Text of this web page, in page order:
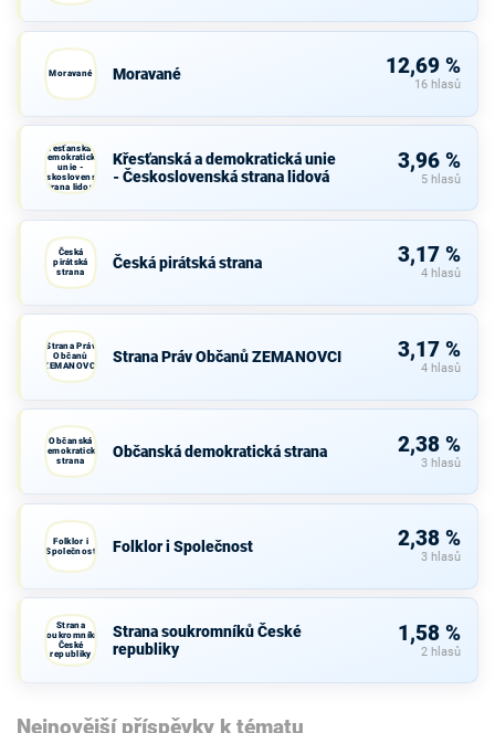
Moravané Moravané 12,69 %
16 hlasů
Křesťanská a
demokratická
unie -
Československá
strana lidová
Křesťanská a demokratická unie
- Československá strana lidová
3,96 %
5 hlasů
Česká
pirátská
strana
Česká pirátská strana 3,17 %
4 hlasů
Strana Práv
Občanů
ZEMANOVCI
Strana Práv Občanů ZEMANOVCI 3,17 %
4 hlasů
Občanská
demokratická
strana
Občanská demokratická strana 2,38 %
3 hlasů
Folklor i
Společnost
Folklor i Společnost 2,38 %
3 hlasů
Strana
soukromníků
České
republiky
Strana soukromníků České
republiky
1,58 %
2 hlasů
Nejnovější příspěvky k tématu